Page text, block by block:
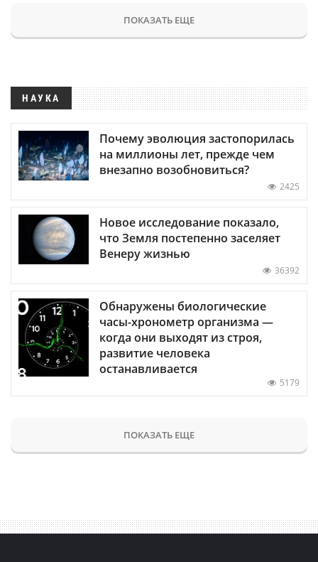
ПОКАЗАТЬ ЕЩЕ
НАУКА
Почему эволюция застопорилась
на миллионы лет, прежде чем
внезапно возобновиться?
2425
Новое исследование показало,
что Земля постепенно заселяет
Венеру жизнью
36392
Обнаружены биологические
часы-хронометр организма —
когда они выходят из строя,
развитие человека
останавливается
5179
ПОКАЗАТЬ ЕЩЕ